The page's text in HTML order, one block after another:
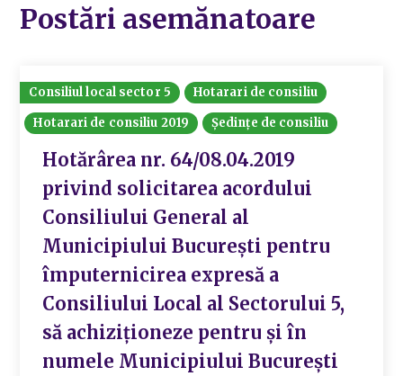
Postări asemănatoare
Consiliul local sector 5
Hotarari de consiliu
Hotarari de consiliu 2019
Ședințe de consiliu
Hotărârea nr. 64/08.04.2019
privind solicitarea acordului
Consiliului General al
Municipiului București pentru
împuternicirea expresă a
Consiliului Local al Sectorului 5,
să achiziționeze pentru și în
numele Municipiului București